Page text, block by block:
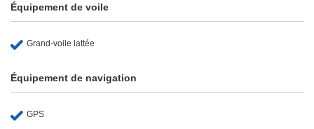
Équipement de voile
Grand-voile lattée
Équipement de navigation
GPS